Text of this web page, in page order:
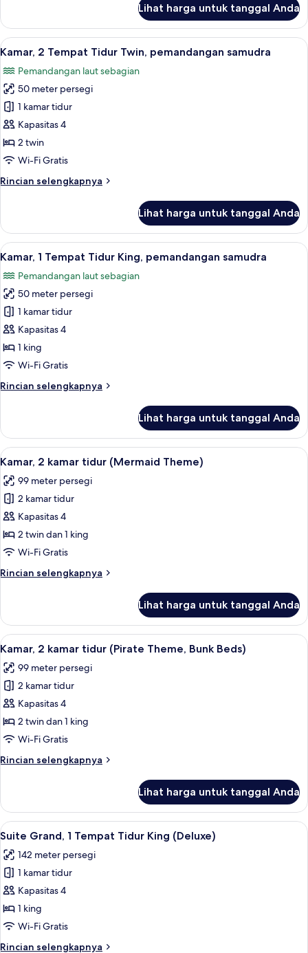
Tidur
King
Grand,
Suite
Eksekutif,
Tempat
Tidur
King
Lihat harga untuk tanggal Anda
Lihat
semua
foto
untuk
Kamar,
2
Tempat
Tidur
pemandangan
Kamar, 2 Tempat Tidur Twin,
5
Kamar, 2 Tempat Tidur Twin, pemandangan samudra
Pemandangan laut sebagian
50 meter persegi
1 kamar tidur
Kapasitas 4
2 twin
Wi-Fi Gratis
Rincian selengkapnya
Rincian
Kamar,
Tempat
Twin,
pemandangan
samudra
Lihat harga untuk tanggal Anda
Lihat
semua
foto
untuk
Kamar,
1
Tempat
Tidur
pemandangan
Kamar, 1 Tempat Tidur King,
6
Kamar, 1 Tempat Tidur King, pemandangan samudra
Pemandangan laut sebagian
50 meter persegi
1 kamar tidur
Kapasitas 4
1 king
Wi-Fi Gratis
Rincian selengkapnya
Rincian
Kamar,
Tempat
King,
pemandangan
Lihat harga untuk tanggal Anda
Lihat
semua
foto
untuk
Kamar,
2
kamar
(Mermaid
Kamar, 2 kamar tidur (Mermaid
5
Kamar, 2 kamar tidur (Mermaid Theme)
99 meter persegi
2 kamar tidur
Kapasitas 4
2 twin dan 1 king
Wi-Fi Gratis
Rincian selengkapnya
Rincian
Kamar,
kamar
(Mermaid
Theme)
Lihat harga untuk tanggal Anda
Lihat
semua
foto
untuk
Kamar,
2
kamar
(Pirate
Beds)
Kamar, 2 kamar tidur (Pirate Theme,
7
Kamar, 2 kamar tidur (Pirate Theme, Bunk Beds)
99 meter persegi
2 kamar tidur
Kapasitas 4
2 twin dan 1 king
Wi-Fi Gratis
Rincian selengkapnya
Rincian
Kamar,
kamar
(Pirate
Theme,
Beds)
Lihat harga untuk tanggal Anda
Lihat
semua
foto
untuk
Suite
Grand,
1
Bathtub dan shower terpisah dan
6
Suite Grand, 1 Tempat Tidur King (Deluxe)
142 meter persegi
1 kamar tidur
Kapasitas 4
1 king
Wi-Fi Gratis
Rincian selengkapnya
Rincian